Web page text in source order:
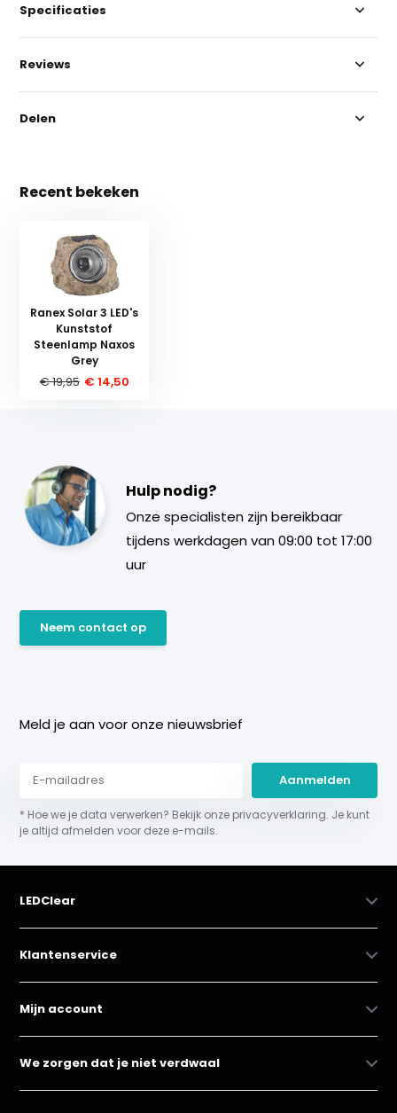
Specificaties
Reviews
Delen
Recent bekeken
Ranex Solar 3 LED's
Kunststof
Steenlamp Naxos
Grey
€ 19,95 € 14,50
Hulp nodig?
Onze specialisten zijn bereikbaar
tijdens werkdagen van 09:00 tot 17:00
uur
Neem contact op
Meld je aan voor onze nieuwsbrief
Aanmelden
* Hoe we je data verwerken? Bekijk onze privacyverklaring. Je kunt
je altijd afmelden voor deze e-mails.
LEDClear
Klantenservice
Mijn account
We zorgen dat je niet verdwaal